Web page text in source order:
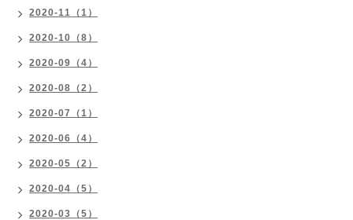
2020-11（1）
2020-10（8）
2020-09（4）
2020-08（2）
2020-07（1）
2020-06（4）
2020-05（2）
2020-04（5）
2020-03（5）